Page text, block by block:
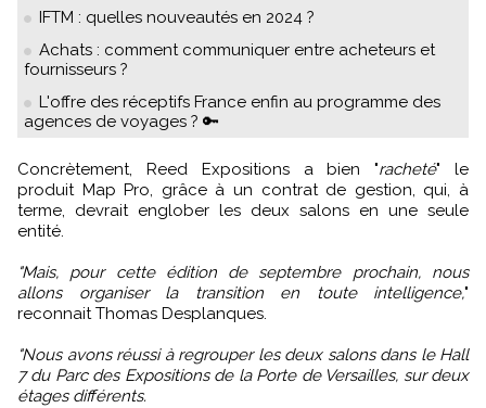
IFTM : quelles nouveautés en 2024 ?
Achats : comment communiquer entre acheteurs et
fournisseurs ?
L'offre des réceptifs France enfin au programme des
agences de voyages ? 🔑
Concrètement, Reed Expositions a bien "racheté" le
produit Map Pro, grâce à un contrat de gestion, qui, à
terme, devrait englober les deux salons en une seule
entité.
"Mais, pour cette édition de septembre prochain, nous
allons organiser la transition en toute intelligence,"
reconnait Thomas Desplanques.
"Nous avons réussi à regrouper les deux salons dans le Hall
7 du Parc des Expositions de la Porte de Versailles, sur deux
étages différents.